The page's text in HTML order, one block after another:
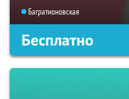
Багратионовская
Бесплатно